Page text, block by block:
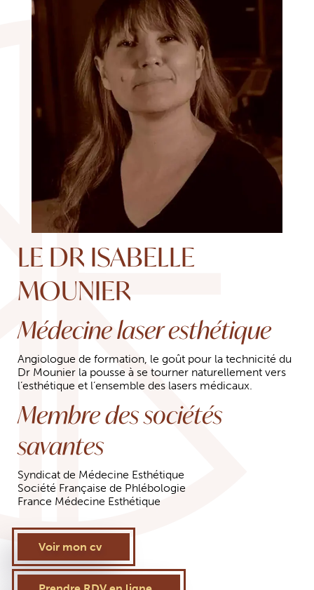
LE DR ISABELLE
MOUNIER
Médecine laser esthétique
Angiologue de formation, le goût pour la technicité du
Dr Mounier la pousse à se tourner naturellement vers
l’esthétique et l’ensemble des lasers médicaux.
Membre des sociétés
savantes
Syndicat de Médecine Esthétique
Société Française de Phlébologie
France Médecine Esthétique
Voir mon cv